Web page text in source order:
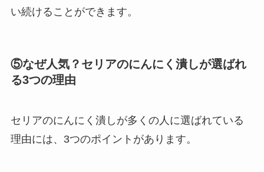
い続けることができます。
⑤なぜ人気？セリアのにんにく潰しが選ばれ
る3つの理由
セリアのにんにく潰しが多くの人に選ばれている
理由には、3つのポイントがあります。